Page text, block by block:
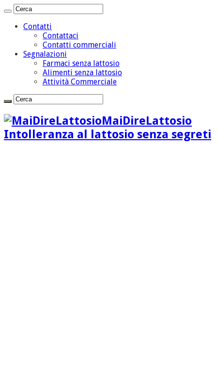
Contatti
Contattaci
Contatti commerciali
Segnalazioni
Farmaci senza lattosio
Alimenti senza lattosio
Attività Commerciale
MaiDireLattosio
Intolleranza al lattosio senza segreti